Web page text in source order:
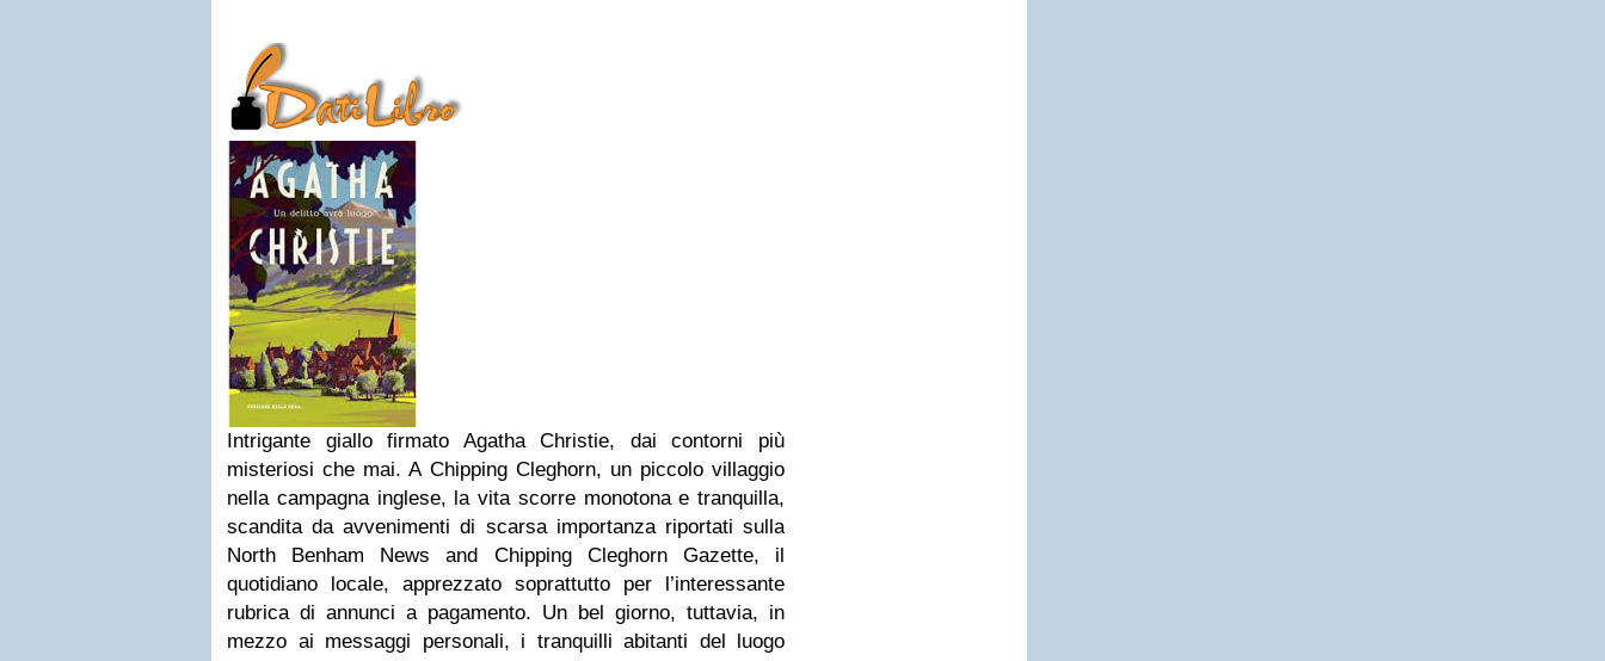
Intrigante giallo firmato Agatha Christie, dai contorni più
misteriosi che mai. A Chipping Cleghorn, un piccolo villaggio
nella campagna inglese, la vita scorre monotona e tranquilla,
scandita da avvenimenti di scarsa importanza riportati sulla
North Benham News and Chipping Cleghorn Gazette, il
quotidiano locale, apprezzato soprattutto per l’interessante
rubrica di annunci a pagamento. Un bel giorno, tuttavia, in
mezzo ai messaggi personali, i tranquilli abitanti del luogo